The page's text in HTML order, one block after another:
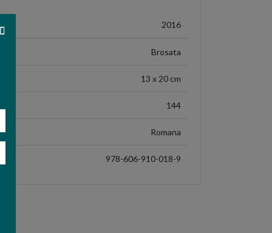
2016
Brosata
13 x 20 cm
144
Romana
978-606-910-018-9